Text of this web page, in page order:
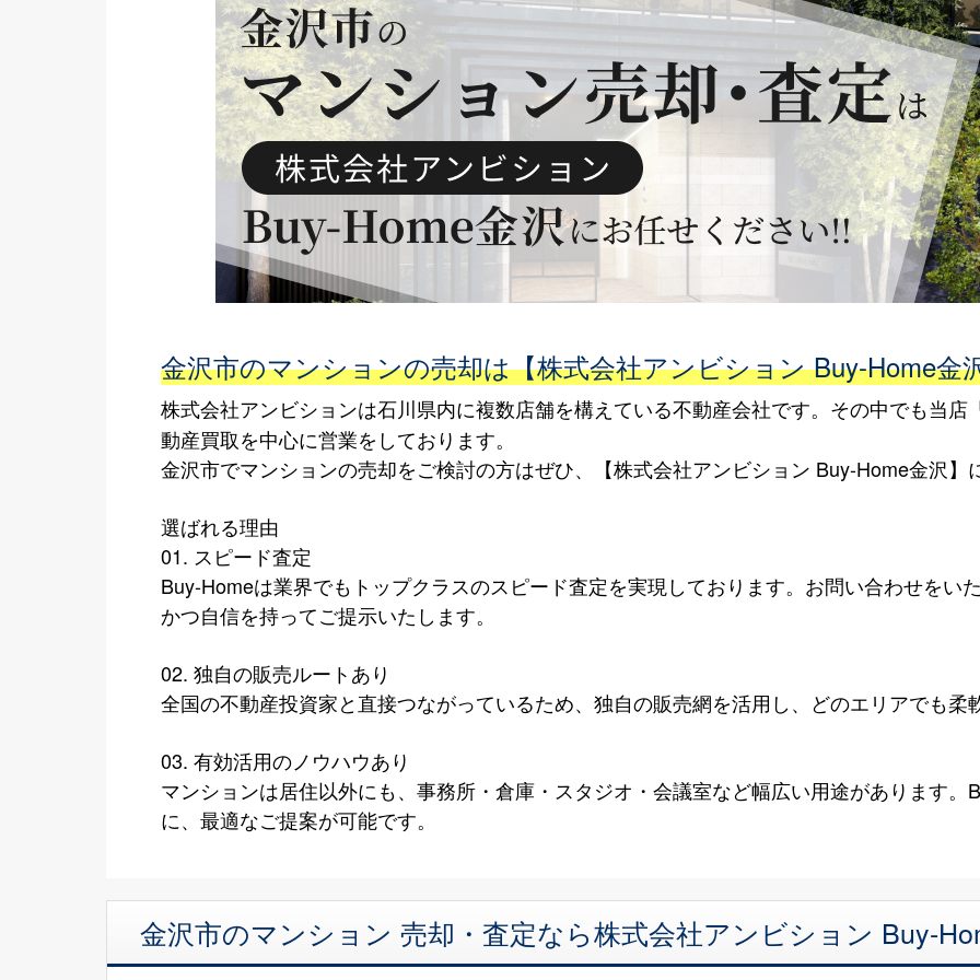
金沢市のマンションの売却は【株式会社アンビション Buy-Home金
株式会社アンビションは石川県内に複数店舗を構えている不動産会社です。その中でも当
動産買取を中心に営業をしております。
金沢市でマンションの売却をご検討の方はぜひ、【株式会社アンビション Buy-Home金沢】
選ばれる理由
01. スピード査定
Buy-Homeは業界でもトップクラスのスピード査定を実現しております。お問い合わせをい
かつ自信を持ってご提示いたします。
02. 独自の販売ルートあり
全国の不動産投資家と直接つながっているため、独自の販売網を活用し、どのエリアでも柔
03. 有効活用のノウハウあり
マンションは居住以外にも、事務所・倉庫・スタジオ・会議室など幅広い用途があります
に、最適なご提案が可能です。
金沢市のマンション 売却・査定なら株式会社アンビション Buy-